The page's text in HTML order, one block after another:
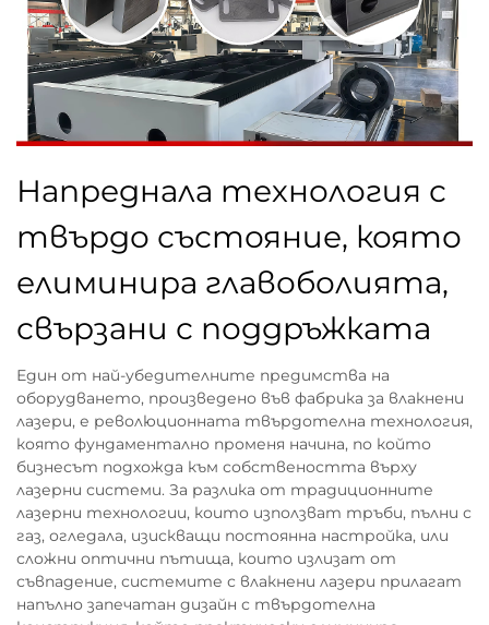
Напреднала технология с
твърдо състояние, която
елиминира главоболията,
свързани с поддръжката
Един от най-убедителните предимства на
оборудването, произведено във фабрика за влакнени
лазери, е революционната твърдотелна технология,
която фундаментално променя начина, по който
бизнесът подхожда към собствеността върху
лазерни системи. За разлика от традиционните
лазерни технологии, които използват тръби, пълни с
газ, огледала, изискващи постоянна настройка, или
сложни оптични пътища, които излизат от
съвпадение, системите с влакнени лазери прилагат
напълно запечатан дизайн с твърдотелна